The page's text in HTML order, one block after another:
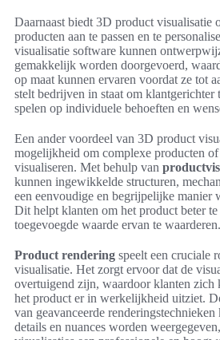
Daarnaast biedt 3D product visualisatie
producten aan te passen en te
visualisatie software kunnen
gemakkelijk worden doorgevoerd,
op maat kunnen ervaren voordat ze tot
stelt bedrijven in staat om klantgerichter
spelen op individuele behoeften en
Een ander voordeel van 3D product
mogelijkheid om complexe producten of
visualiseren. Met behulp van
kunnen ingewikkelde structuren,
een eenvoudige en begrijpelijke manier
Dit helpt klanten om het product beter
toegevoegde waarde ervan te waarderen.
Product rendering speelt een cruciale
visualisatie. Het zorgt ervoor dat de
overtuigend zijn, waardoor klanten zich
het product er in werkelijkheid uitziet.
van geavanceerde
details en nuances worden